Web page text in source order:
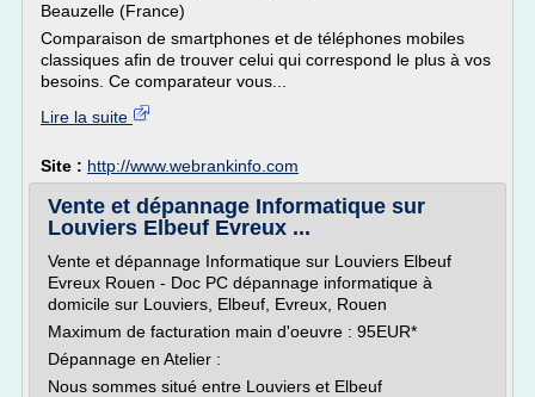
Beauzelle (France)
Comparaison de smartphones et de téléphones mobiles
classiques afin de trouver celui qui correspond le plus à vos
besoins. Ce comparateur vous...
Lire la suite
Site : http://www.webrankinfo.com
Vente et dépannage Informatique sur
Louviers Elbeuf Evreux ...
Vente et dépannage Informatique sur Louviers Elbeuf
Evreux Rouen - Doc PC dépannage informatique à
domicile sur Louviers, Elbeuf, Evreux, Rouen
Maximum de facturation main d'oeuvre : 95EUR*
Dépannage en Atelier :
Nous sommes situé entre Louviers et Elbeuf